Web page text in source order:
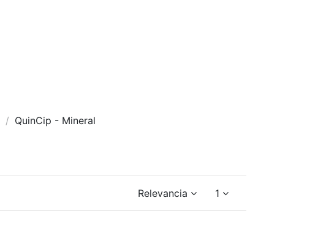
QuinCip - Mineral
Relevancia 1